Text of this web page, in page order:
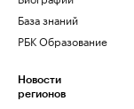
База знаний
РБК Образование
Новости
регионов